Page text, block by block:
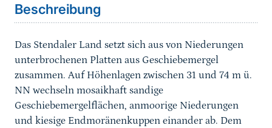
Beschreibung
Das Stendaler Land setzt sich aus von Niederungen
unterbrochenen Platten aus Geschiebemergel
zusammen. Auf Höhenlagen zwischen 31 und 74 m ü.
NN wechseln mosaikhaft sandige
Geschiebemergelflächen, anmoorige Niederungen
und kiesige Endmoränenkuppen einander ab. Dem